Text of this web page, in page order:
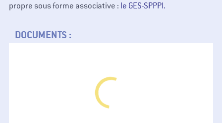
propre sous forme associative : le GES-SPPPI.
DOCUMENTS :